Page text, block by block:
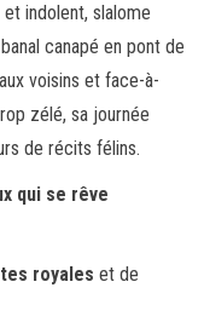
indolent, slalome
canapé en pont de
voisins et face-à-
zélé, sa journée
de récits félins.
qui se rêve
royales et de